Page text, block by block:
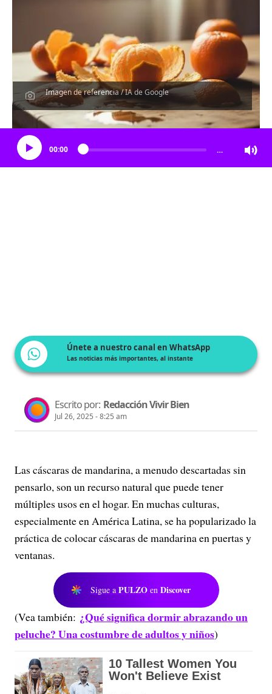
Imagen de referencia / IA de Google
Escucha el artículo
00:00 …
Únete a nuestro canal en WhatsApp
Las noticias más importantes, al instante
Escrito por: Redacción Vivir Bien
Jul 26, 2025 - 8:25 am
Las cáscaras de mandarina, a menudo descartadas sin
pensarlo, son un recurso natural que puede tener
múltiples usos en el hogar. En muchas culturas,
especialmente en América Latina, se ha popularizado la
práctica de colocar cáscaras de mandarina en puertas y
ventanas.
Sigue a PULZO en Discover
(Vea también: ¿Qué significa dormir abrazando un
peluche? Una costumbre de adultos y niños)